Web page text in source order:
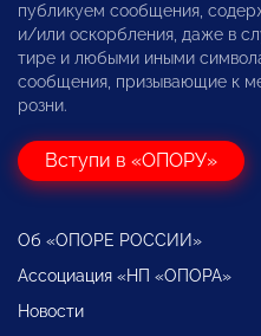
публикуем сообщения,
и/или оскорбления, даже в
тире и любыми иными
сообщения, призывающие к
розни.
Вступи в «ОПОРУ»
Об «ОПОРЕ РОССИИ»
Ассоциация «НП «ОПОРА»
Новости